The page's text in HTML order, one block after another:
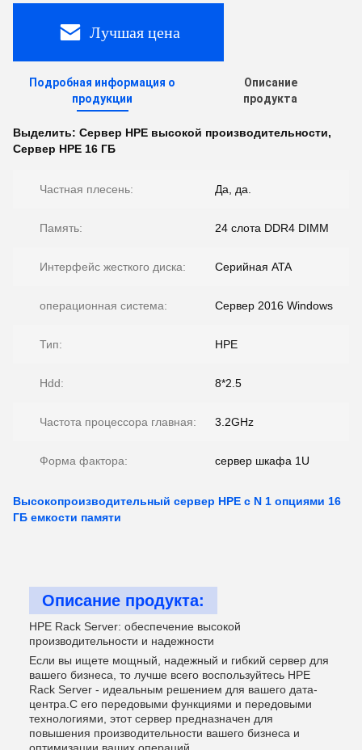
Лучшая цена
Подробная информация о
продукции
Описание
продукта
Выделить: Сервер HPE высокой производительности,
Сервер HPE 16 ГБ
Частная плесень: Да, да.
Память: 24 слота DDR4 DIMM
Интерфейс жесткого диска: Серийная ATA
операционная система: Сервер 2016 Windows
Тип: HPE
Hdd: 8*2.5
Частота процессора главная: 3.2GHz
Форма фактора: сервер шкафа 1U
Высокопроизводительный сервер HPE с N 1 опциями 16
ГБ емкости памяти
Описание продукта:
HPE Rack Server: обеспечение высокой
производительности и надежности
Если вы ищете мощный, надежный и гибкий сервер для
вашего бизнеса, то лучше всего воспользуйтесь HPE
Rack Server - идеальным решением для вашего дата-
центра.С его передовыми функциями и передовыми
технологиями, этот сервер предназначен для
повышения производительности вашего бизнеса и